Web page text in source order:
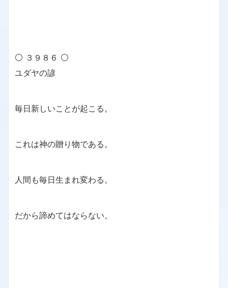
⚪ ３９８６ ⚪
ユダヤの諺
毎日新しいことが起こる。
これは神の贈り物である。
人間も毎日生まれ変わる。
だから諦めてはならない。